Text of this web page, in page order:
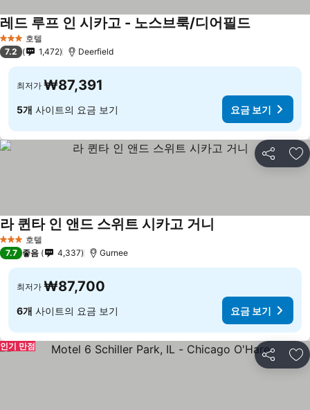
3 성급 호텔
레드 루프 인 시카고 - 노스브룩/디어필드
7.2 1,472 Deerfield
최저가 ₩87,391
5개 사이트의 요금 보기 요금 보기
공유 즐
3 성급 호텔
라 퀸타 인 앤드 스위트 시카고 거니
7.7 좋음 4,337 Gurnee
최저가 ₩87,700
6개 사이트의 요금 보기 요금 보기
공유 즐
인기 만점